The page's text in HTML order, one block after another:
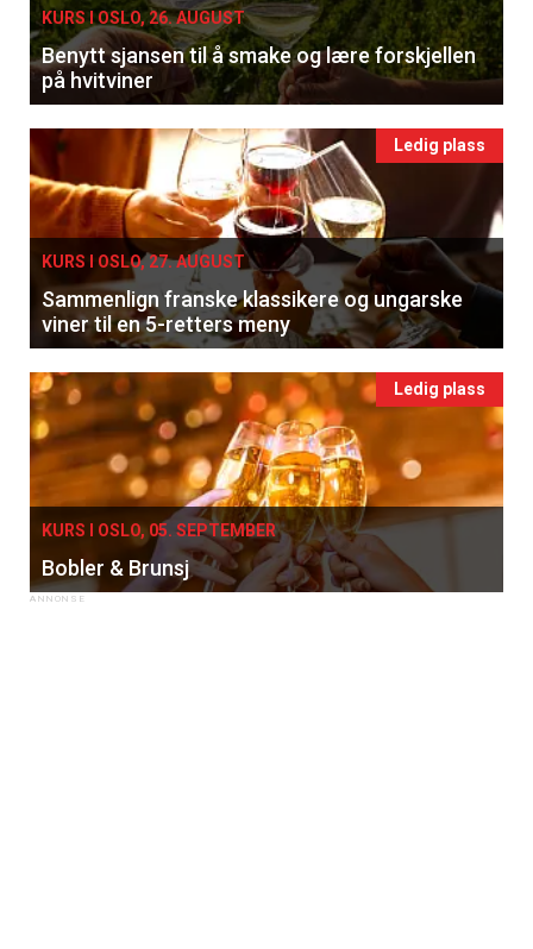
KURS I OSLO, 26. AUGUST
Benytt sjansen til å smake og lære forskjellen
på hvitviner
Ledig plass
KURS I OSLO, 27. AUGUST
Sammenlign franske klassikere og ungarske
viner til en 5-retters meny
Ledig plass
KURS I OSLO, 05. SEPTEMBER
Bobler & Brunsj